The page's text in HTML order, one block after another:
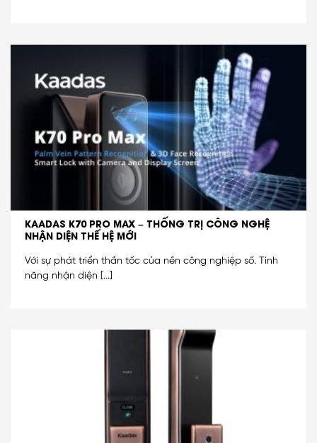
KAADAS K70 PRO MAX – THỐNG TRỊ CÔNG NGHỆ
NHẬN DIỆN THẾ HỆ MỚI
Với sự phát triển thần tốc của nền công nghiệp số. Tính
năng nhận diện [...]